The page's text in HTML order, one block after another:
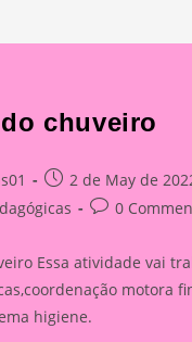
chuveiro
Post
published:
2 de May de
Post0
Essa atividade vai
motora
higiene.